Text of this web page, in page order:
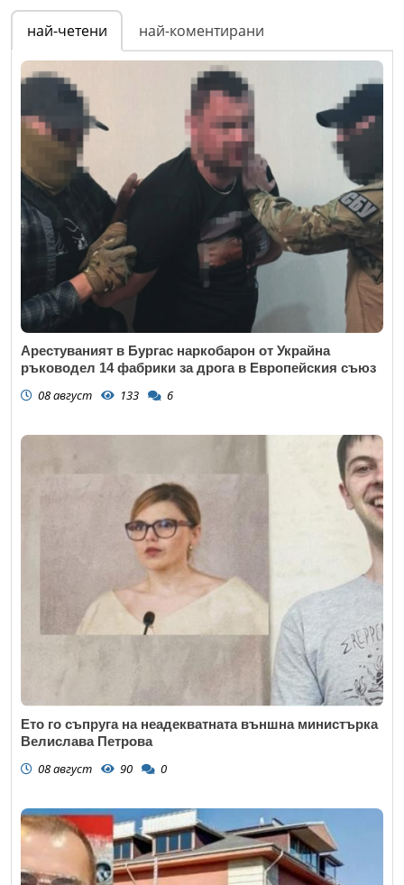
най-четени най-коментирани
Арестуваният в Бургас наркобарон от Украйна
ръководел 14 фабрики за дрога в Европейския съюз
08 август 133 6
Ето го съпруга на неадекватната външна министърка
Велислава Петрова
08 август 90 0